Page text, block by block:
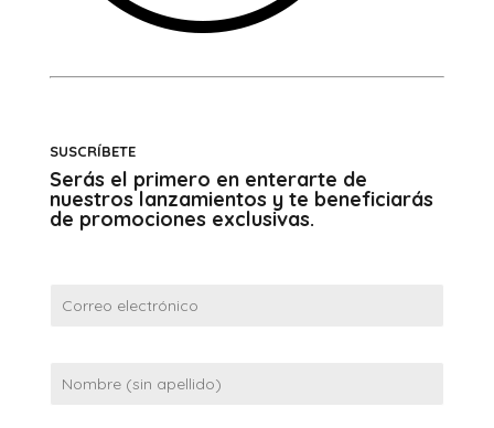
SUSCRÍBETE
Serás el primero en enterarte de
nuestros lanzamientos y te beneficiarás
de promociones exclusivas.